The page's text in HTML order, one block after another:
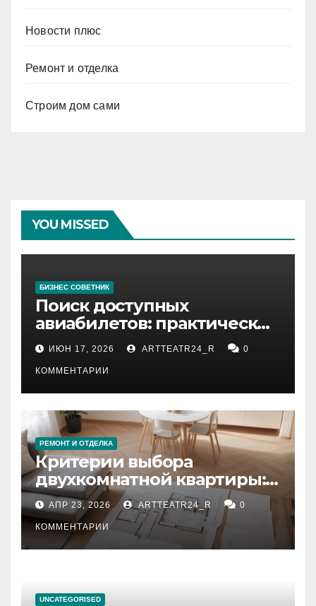
Новости плюс
Ремонт и отделка
Строим дом сами
YOU MISSED
БИЗНЕС СОВЕТНИК
Поиск доступных
авиабилетов: практические
рекомендации
ИЮН 17, 2026 ARTTEATR24_R 0
КОММЕНТАРИИ
РЕМОНТ И ОТДЕЛКА
Критерии выбора
двухкомнатной квартиры:
планировка, площадь,
состояние и документация
АПР 23, 2026 ARTTEATR24_R 0
КОММЕНТАРИИ
UNCATEGORISED